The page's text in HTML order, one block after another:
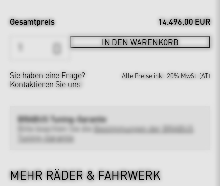
Gesamtpreis 14.496,00 EUR
IN DEN WARENKORB
Sie haben eine Frage?
Kontaktieren Sie uns!
Alle Preise inkl. 20% MwSt. (AT)
BRABUS Tuning-Garantie
Bitte beachten Sie die
Bestimmungen der BRABUS
Tuning-Garantie
MEHR RÄDER & FAHRWERK